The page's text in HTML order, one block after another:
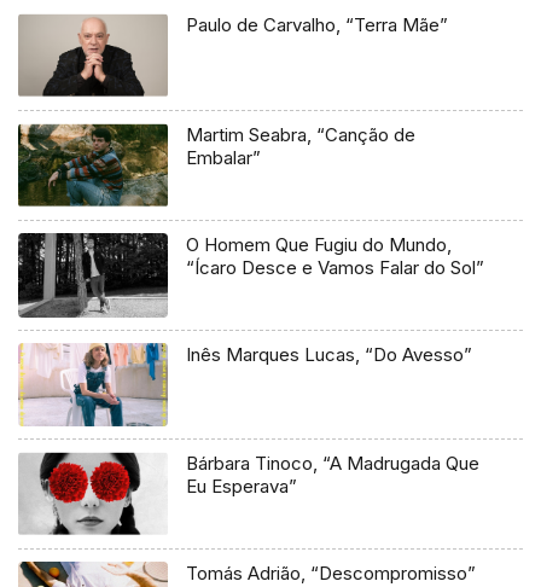
Paulo de Carvalho, “Terra Mãe”
Martim Seabra, “Canção de
Embalar”
O Homem Que Fugiu do Mundo,
“Ícaro Desce e Vamos Falar do Sol”
Inês Marques Lucas, “Do Avesso”
Bárbara Tinoco, “A Madrugada Que
Eu Esperava”
Tomás Adrião, “Descompromisso”